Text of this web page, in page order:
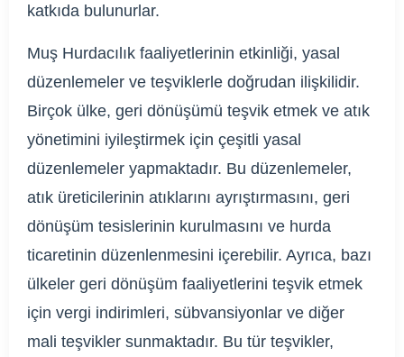
katkıda bulunurlar.
Muş Hurdacılık faaliyetlerinin etkinliği, yasal
düzenlemeler ve teşviklerle doğrudan ilişkilidir.
Birçok ülke, geri dönüşümü teşvik etmek ve atık
yönetimini iyileştirmek için çeşitli yasal
düzenlemeler yapmaktadır. Bu düzenlemeler,
atık üreticilerinin atıklarını ayrıştırmasını, geri
dönüşüm tesislerinin kurulmasını ve hurda
ticaretinin düzenlenmesini içerebilir. Ayrıca, bazı
ülkeler geri dönüşüm faaliyetlerini teşvik etmek
için vergi indirimleri, sübvansiyonlar ve diğer
mali teşvikler sunmaktadır. Bu tür teşvikler,